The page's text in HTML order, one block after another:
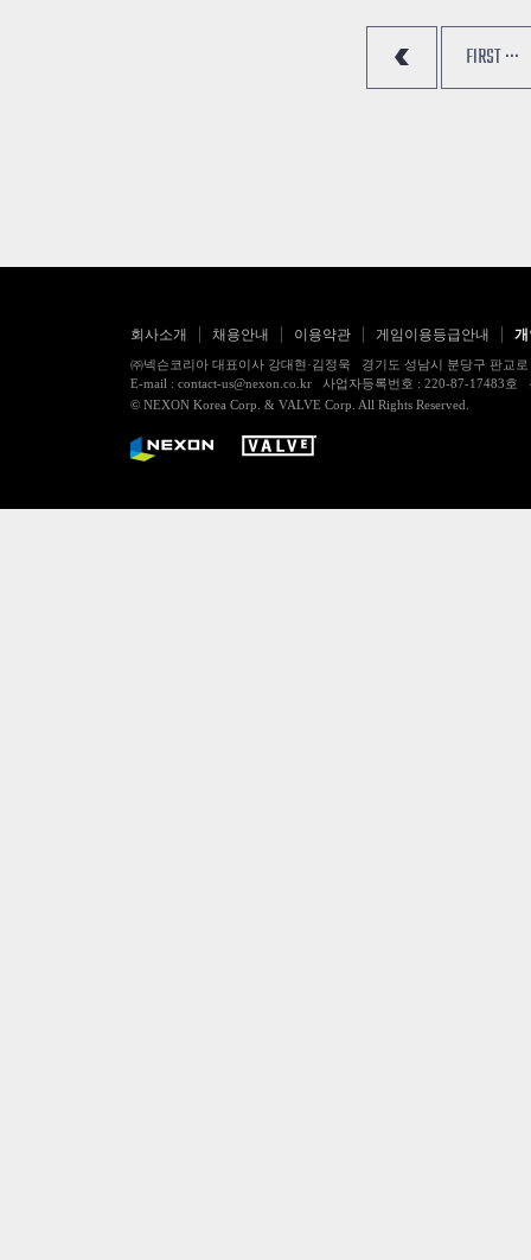
FIRST ···
회사소개 채용안내 이용약관 게임이용등급안내
㈜넥슨코리아 대표이사 강대현·김정욱 경기도 성남시 분당구 판교
E-mail : contact-us@nexon.co.kr 사업자등록번호 : 220-87-17483
© NEXON Korea Corp. & VALVE Corp. All Rights Reserved.